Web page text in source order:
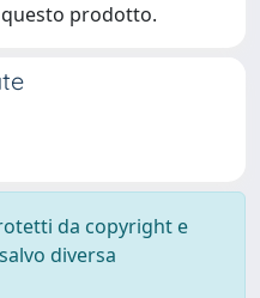
prodotto.
da copyright e
diversa